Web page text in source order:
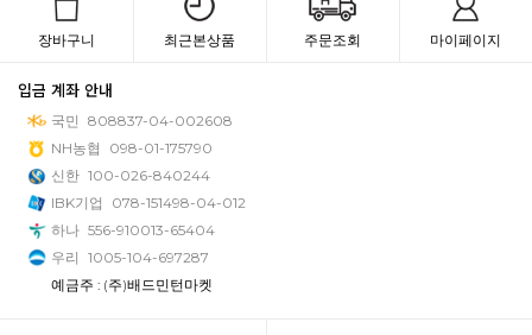
장바구니 최근본상품 주문조회 마이페이지
입금 계좌 안내
국민 808837-04-002608
NH농협
098-01-175790
신한 100-026-840244
IBK기업
078-151498-04-012
하나 556-910013-65404
우리 1005-104-697287
예금주 : (주)배드민턴마켓